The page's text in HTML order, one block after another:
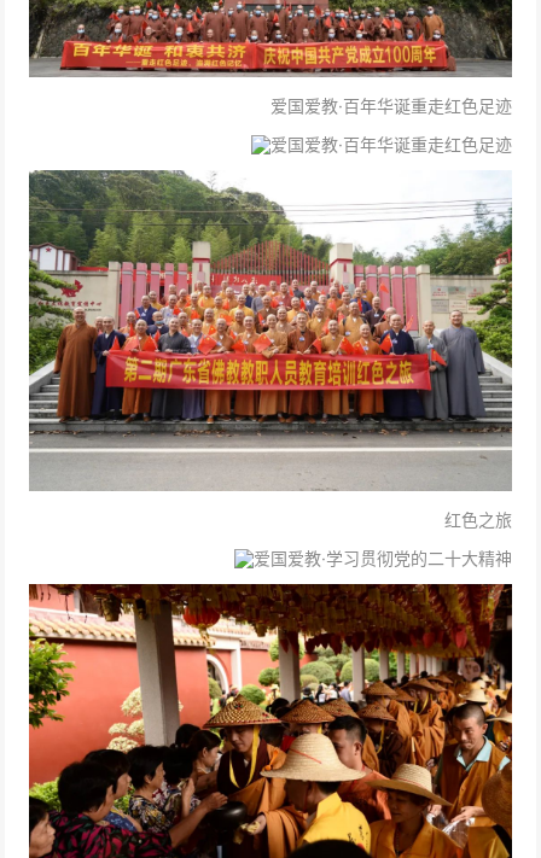
爱国爱教·百年华诞重走红色足迹
爱国爱教·百年华诞重走红色足迹
红色之旅
爱国爱教·学习贯彻党的二十大精神